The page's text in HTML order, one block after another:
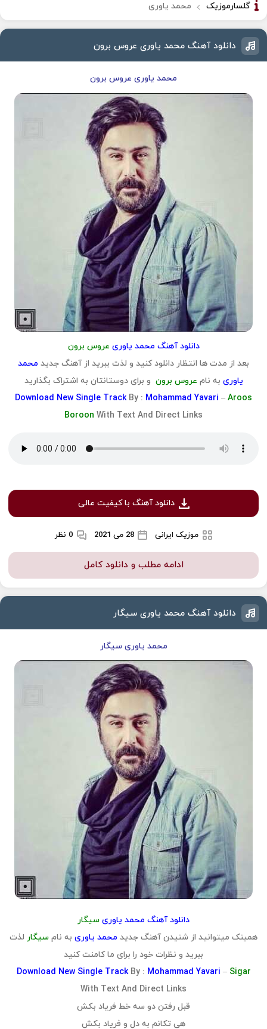
گلسارموزیک محمد یاوری
دانلود آهنگ محمد یاوری عروس برون
محمد یاوری عروس برون
دانلود آهنگ محمد یاوری عروس برون
بعد از مدت ها انتظار دانلود کنید و لذت ببرید از آهنگ جدید محمد
یاوری به نام عروس برون و برای دوستانتان به اشتراک بگذارید
Download New Single Track By : Mohammad Yavari – Aroos
Boroon With Text And Direct Links
دانلود آهنگ با کیفیت عالی
موزیک ایرانی 28 می 2021 0 نظر
ادامه مطلب و دانلود کامل
دانلود آهنگ محمد یاوری سیگار
محمد یاوری سیگار
دانلود آهنگ محمد یاوری سیگار
همینک میتوانید از شنیدن آهنگ جدید محمد یاوری به نام سیگار لذت
ببرید و نظرات خود را برای ما کامنت کنید
Download New Single Track By : Mohammad Yavari – Sigar
With Text And Direct Links
قبل رفتن دو سه خط فریاد بکش
هی تکانم به دل و فریاد بکش